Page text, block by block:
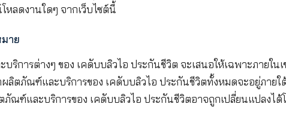
หาต่างๆ ในเว็บไซต์ จะไม่ต้องรับผิดหรือรับผิดชอบต่อ
ม่ว่าจะเกิดจากสาเหตุใดก็ตาม อันอาจเกิดขึ้นได้เนื่องจา
ยในพฤติการณ์พิเศษ ค่าเสียหายต่อบุคคลภายนอก หรือค่
วามเสียหายจากความไว้วางใจที่อาจได้รับความเสียหา
วยประการใดก็ตาม